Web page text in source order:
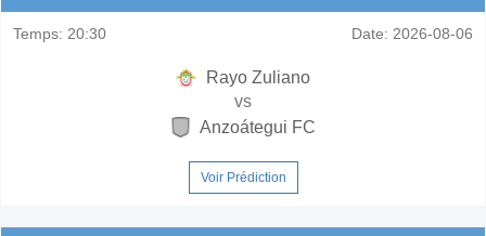
Temps: 20:30 Date: 2026-08-06
Rayo Zuliano
vs
Anzoátegui FC
Voir Prédiction